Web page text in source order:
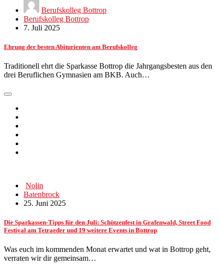
Berufskolleg Bottrop
Berufskolleg Bottrop
7. Juli 2025
Ehrung der besten Abiturienten am Berufskolleg
Traditionell ehrt die Sparkasse Bottrop die Jahrgangsbesten aus den
drei Beruflichen Gymnasien am BKB. Auch…
Nolin
Batenbrock
25. Juni 2025
Die Sparkassen-Tipps für den Juli: Schützenfest in Grafenwald, Street Food
Festival am Tetraeder und 19 weitere Events in Bottrop
Was euch im kommenden Monat erwartet und wat in Bottrop geht,
verraten wir dir gemeinsam…